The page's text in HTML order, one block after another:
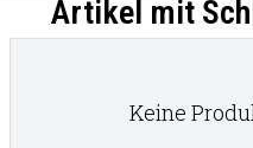
Artikel mit
Keine